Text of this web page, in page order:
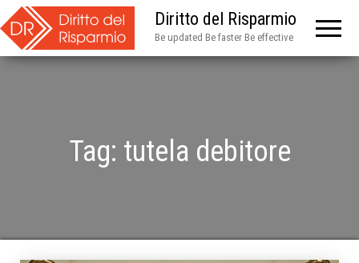
Diritto del Risparmio
Be updated Be faster Be effective
Tag: tutela debitore